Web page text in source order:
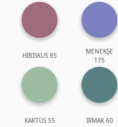
HİBİSKUS 85
MENEKŞE
175
KAKTÜS 55 IRMAK 60